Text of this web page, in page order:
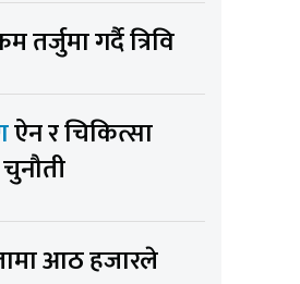
तर्जुमा गर्दै त्रिवि
ऐन र चिकित्सा
आठ हजारले